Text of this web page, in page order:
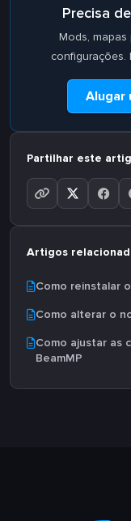
Precisa
Mods,
configurações.
Alugar
Partilhar este
Artigos
Como reinstalar
Como alterar o
Como ajustar as
BeamMP